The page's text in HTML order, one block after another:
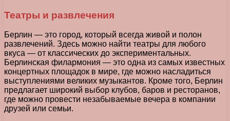
Театры и развлечения
Берлин — это город, который всегда живой и полон
развлечений. Здесь можно найти театры для любого
вкуса — от классических до экспериментальных.
Берлинская филармония — это одна из самых известных
концертных площадок в мире, где можно насладиться
выступлениями великих музыкантов. Кроме того, Берлин
предлагает широкий выбор клубов, баров и ресторанов,
где можно провести незабываемые вечера в компании
друзей или семьи.